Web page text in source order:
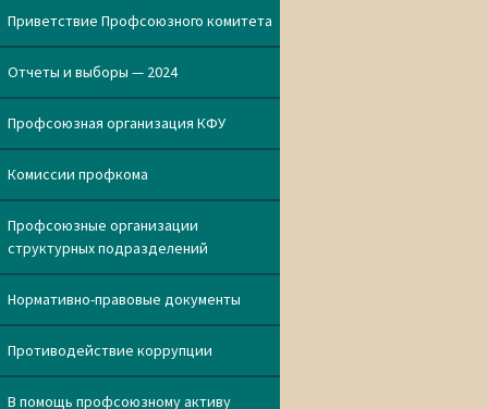
записям
Приветствие Профсоюзного комитета
Отчеты и выборы — 2024
Профсоюзная организация КФУ
Комиссии профкома
Профсоюзные организации
структурных подразделений
Нормативно-правовые документы
Противодействие коррупции
В помощь профсоюзному активу